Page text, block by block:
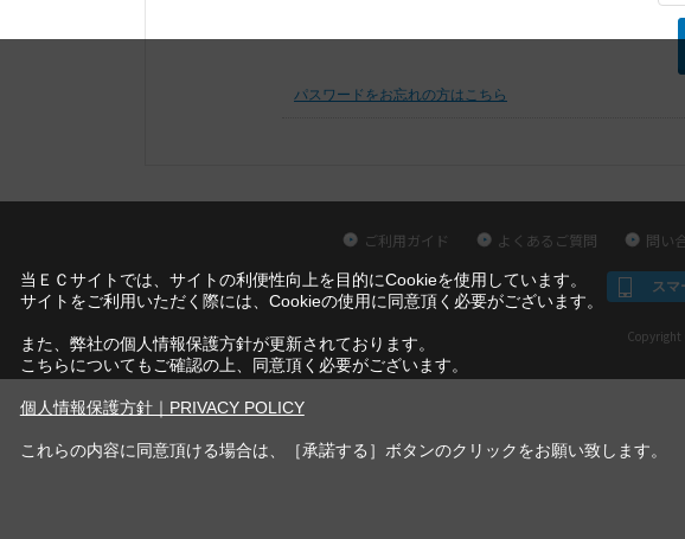
パスワードをお忘れの方はこちら
ご利用ガイド よくあるご質問 問い
スマ
Copyright
当ＥＣサイトでは、サイトの利便性向上を目的にCookieを使用しています。
サイトをご利用いただく際には、Cookieの使用に同意頂く必要がございます。
また、弊社の個人情報保護方針が更新されております。
こちらについてもご確認の上、同意頂く必要がございます。
個人情報保護方針｜PRIVACY POLICY
これらの内容に同意頂ける場合は、［承諾する］ボタンのクリックをお願い致します。